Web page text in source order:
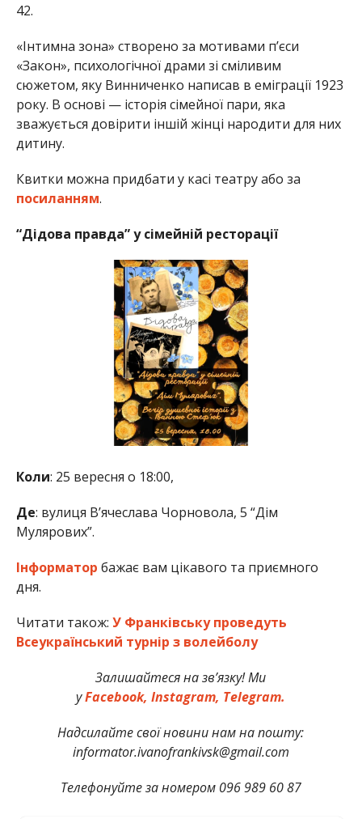
42.
«Інтимна зона» створено за мотивами п’єси
«Закон», психологічної драми зі сміливим
сюжетом, яку Винниченко написав в еміграції 1923
року. В основі — історія сімейної пари, яка
зважується довірити іншій жінці народити для них
дитину.
Квитки можна придбати у касі театру або за
посиланням.
“Дідова правда” у сімейній ресторації
Коли: 25 вересня о 18:00,
Де: вулиця В’ячеслава Чорновола, 5 “Дім
Мулярових”.
Інформатор бажає вам цікавого та приємного
дня.
Читати також: У Франківську проведуть
Всеукраїнський турнір з волейболу
Залишайтеся на зв’язку! Ми
уFacebook, Instagram, Telegram.
Надсилайте свої новини нам на пошту:
informator.ivanofrankivsk@gmail.com
Телефонуйте за номером 096 989 60 87